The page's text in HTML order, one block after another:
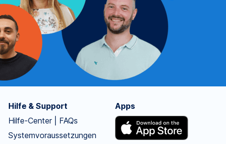
Hilfe & Support
Hilfe-Center | FAQs
Systemvoraussetzungen
Apps